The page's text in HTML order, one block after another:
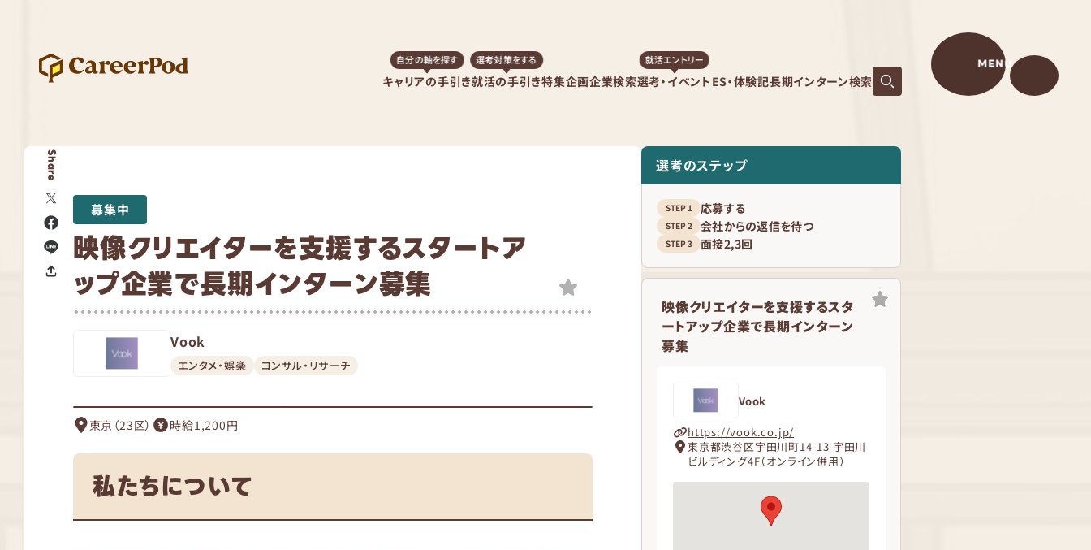
キャリアの手引き
自分の軸を探す
就活の手引き
選考対策をする
特集企画企業検索選考・イベント
就活エントリー
ES・体験記長期インターン検索
MENU
Share
募集中
映像クリエイターを支援するスタートア
ップ企業で長期インターン募集
Vook
エンタメ・娯楽 コンサル・リサーチ
東京（23区） 時給1,200円
私たちについて
選考のステップ
応募する
会社からの返信を待つ
面接2,3回
映像クリエイターを支援するスタ
ートアップ企業で長期インターン
募集
Vook
https://vook.co.jp/
東京都渋谷区宇田川町14-13 宇田川
ビルディング4F（オンライン併用）